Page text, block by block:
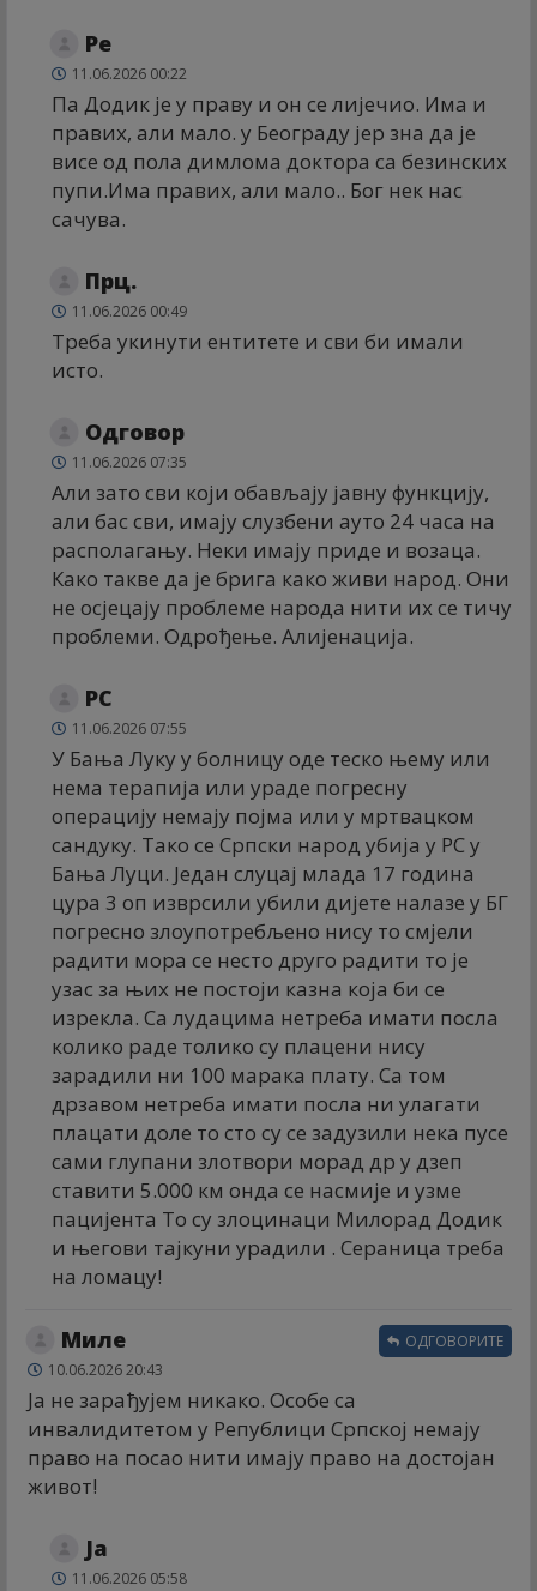
Ре
11.06.2026 00:22
Па Додик је у праву и он се лијечио. Има и
правих, али мало. у Београду јер зна да је
висе од пола димлома доктора са безинских
пупи.Има правих, али мало.. Бог нек нас
сачува.
Прц.
11.06.2026 00:49
Треба укинути ентитете и сви би имали
исто.
Одговор
11.06.2026 07:35
Али зато сви који обављају јавну функцију,
али бас сви, имају слузбени ауто 24 часа на
располагању. Неки имају приде и возаца.
Како такве да је брига како живи народ. Они
не осјецају проблеме народа нити их се тичу
проблеми. Одрођење. Алијенација.
РС
11.06.2026 07:55
У Бања Луку у болницу оде теско њему или
нема терапија или ураде погресну
операцију немају појма или у мртвацком
сандуку. Тако се Српски народ убија у РС у
Бања Луци. Један слуцај млада 17 година
цура 3 оп изврсили убили дијете налазе у БГ
погресно злоупотребљено нису то смјели
радити мора се несто друго радити то је
узас за њих не постоји казна која би се
изрекла. Са лудацима нетреба имати посла
колико раде толико су плацени нису
зарадили ни 100 марака плату. Са том
дрзавом нетреба имати посла ни улагати
плацати доле то сто су се задузили нека пусе
сами глупани злотвори морад др у дзеп
ставити 5.000 км онда се насмије и узме
пацијента То су злоцинаци Милорад Додик
и његови тајкуни урадили . Сераница треба
на ломацу!
Миле
10.06.2026 20:43
Ја не зарађујем никако. Особе са
инвалидитетом у Републици Српској немају
право на посао нити имају право на достојан
живот!
ОДГОВОРИТЕ
Ја
11.06.2026 05:58